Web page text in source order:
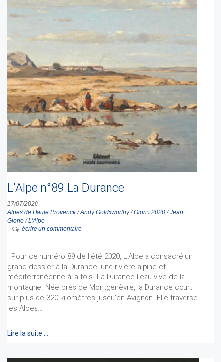
L'Alpe n°89 La Durance
17/07/2020 -
Alpes de Haute Provence /Andy Goldsworthy/Giono 2020 /Jean
Giono /L'Alpe
-
écrire un commentaire
Pour ce numéro 89 de l'été 2020, L'Alpe a consacré un
grand dossier à la Durance, une rivière alpine et
méditerranéenne à la fois. La Durance l'eau vive de la
montagne. Née près de Montgenèvre, la Durance court
sur plus de 320 kilomètres jusqu'en Avignon. Elle traverse
les Alpes…
Lire la suite …